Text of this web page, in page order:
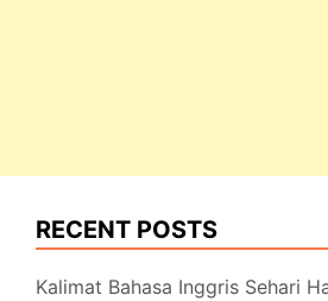
RECENT POSTS
Kalimat Bahasa Inggris Sehari